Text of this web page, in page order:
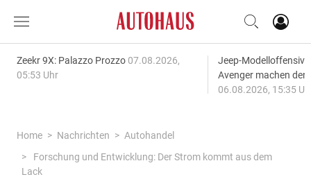
Zeekr 9X: Palazzo Prozzo 07.08.2026,
05:53 Uhr
Jeep-
Avenger machen
06.08.2026, 15:35
Home Nachrichten
Autohandel
Forschung und Entwicklung: Der Strom kommt aus dem
Lack